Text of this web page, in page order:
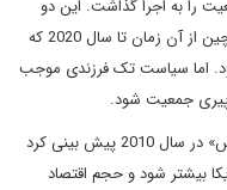
را به اجرا گذاشت. این دو
سیاست با موفقیت همراه شد و رشد اقتصادی چین از آن زمان تا سال 2020 که
همواره بالای 8 یا 9 درصد بود. اما سیاست تک فرزندی موجب
پیری جمعیت شود.
موسسه بین المللی مشاوره مالی «گلدمن ساکس» در سال 2010 پیش بینی کرد
داخلی چین در سال 2026 از آمریکا بیشتر شود و حجم اقتصاد